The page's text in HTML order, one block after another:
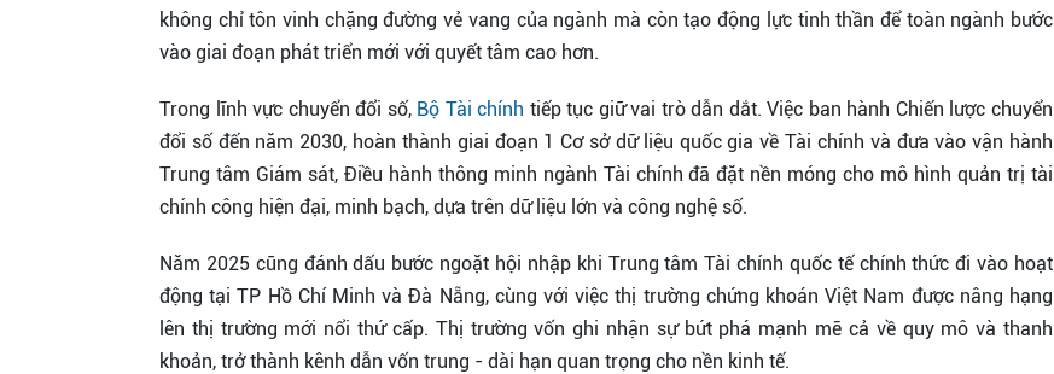
không chỉ tôn vinh chặng đường vẻ vang của ngành mà còn tạo động lực tinh thần để toàn ngành bước
vào giai đoạn phát triển mới với quyết tâm cao hơn.
Trong lĩnh vực chuyển đổi số,Bộ Tài chính tiếp tục giữ vai trò dẫn dắt. Việc ban hành Chiến lược chuyển
đổi số đến năm 2030, hoàn thành giai đoạn 1 Cơ sở dữ liệu quốc gia về Tài chính và đưa vào vận hành
Trung tâm Giám sát, Điều hành thông minh ngành Tài chính đã đặt nền móng cho mô hình quản trị tài
chính công hiện đại, minh bạch, dựa trên dữ liệu lớn và công nghệ số.
Năm 2025 cũng đánh dấu bước ngoặt hội nhập khi Trung tâm Tài chính quốc tế chính thức đi vào hoạt
động tại TP Hồ Chí Minh và Đà Nẵng, cùng với việc thị trường chứng khoán Việt Nam được nâng hạng
lên thị trường mới nổi thứ cấp. Thị trường vốn ghi nhận sự bứt phá mạnh mẽ cả về quy mô và thanh
khoản, trở thành kênh dẫn vốn trung - dài hạn quan trọng cho nền kinh tế.